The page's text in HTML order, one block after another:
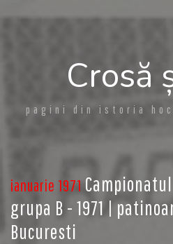
Crosă
pagini din istoria
ianuarie 1971
grupa B - 1971 |
Bucuresti